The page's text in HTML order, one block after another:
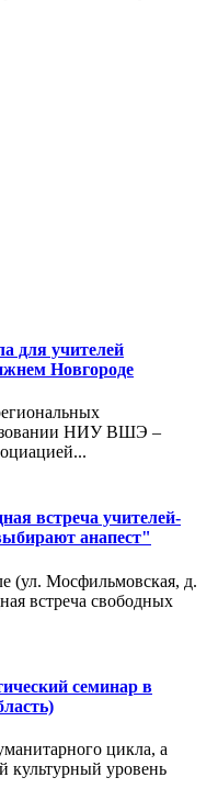
для учителей
Новгороде
НИУ ВШЭ –
встреча учителей-
анапест"
(ул. Мосфильмовская, д.
встреча свободных
семинар в
цикла, а
культурный уровень